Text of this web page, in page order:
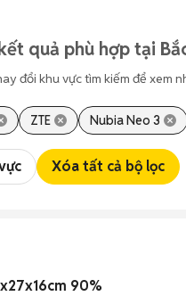
quả phù hợp tại
đổi khu vực tìm kiếm để xem
ZTE Nubia Neo 3
Xóa tất cả bộ lọc
90%